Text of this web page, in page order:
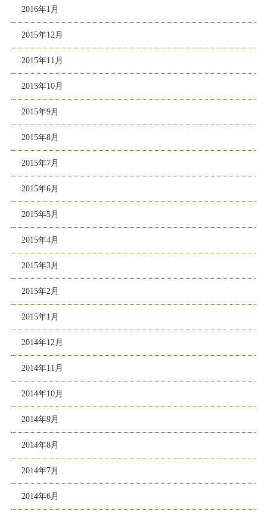
2016年1月
2015年12月
2015年11月
2015年10月
2015年9月
2015年8月
2015年7月
2015年6月
2015年5月
2015年4月
2015年3月
2015年2月
2015年1月
2014年12月
2014年11月
2014年10月
2014年9月
2014年8月
2014年7月
2014年6月